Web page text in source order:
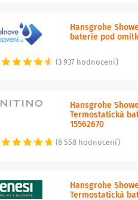
(3 937 hodnocení)
Hansgrohe
baterie pod
(8 558 hodnocení)
Hansgrohe
Termostatická
15562670
Hansgrohe
Termostatická